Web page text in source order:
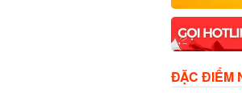
ĐẶC ĐIỂM